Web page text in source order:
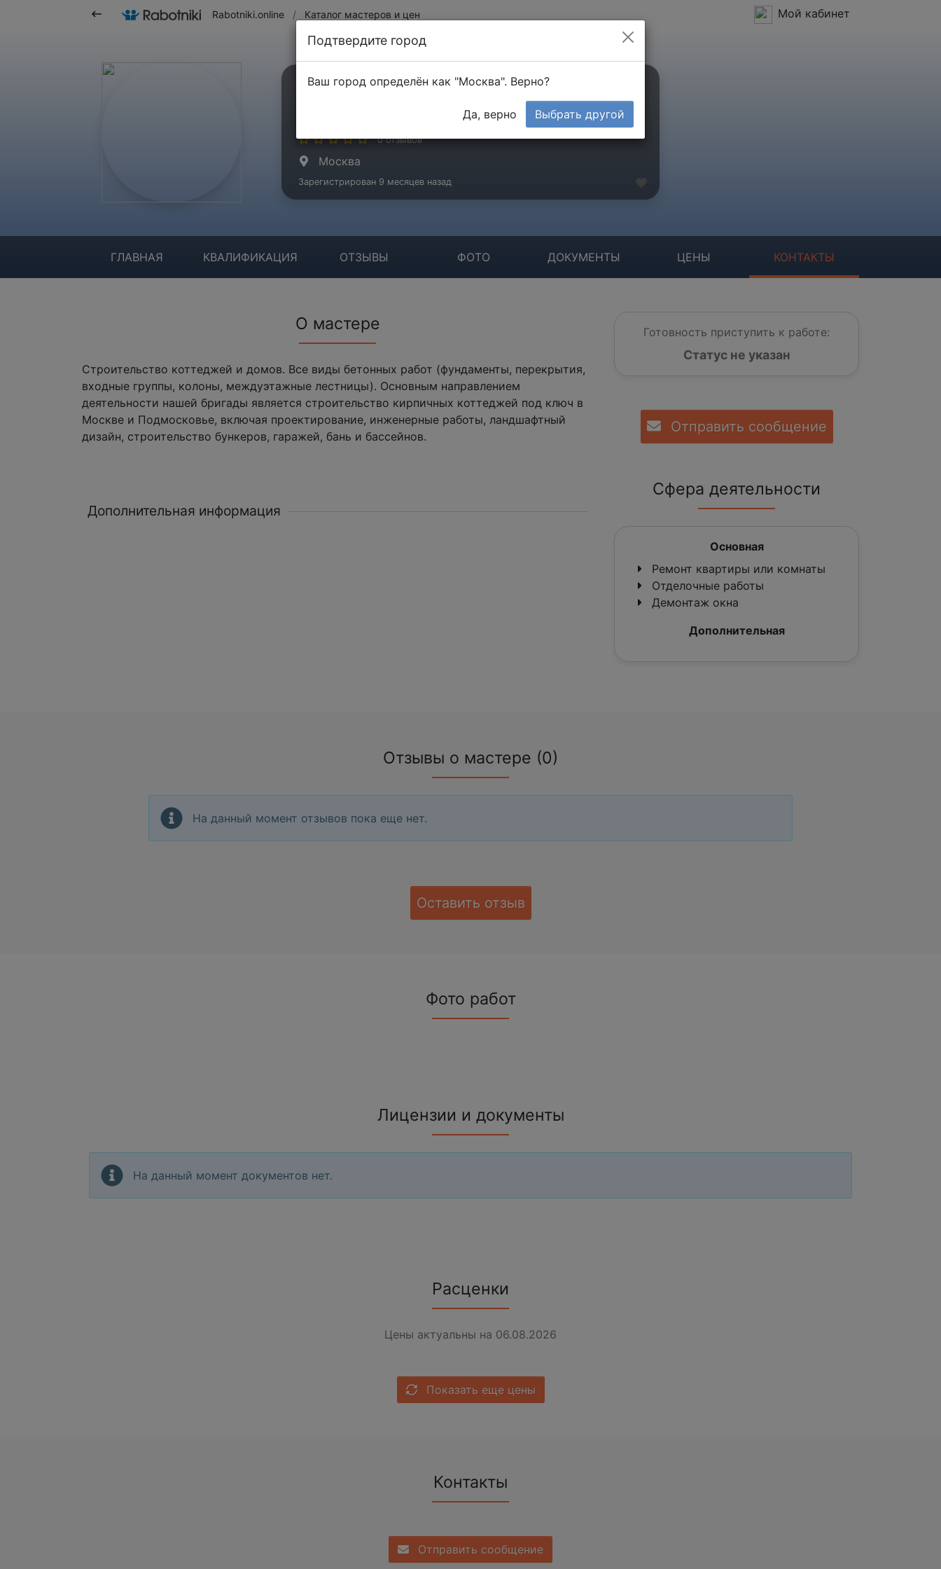
Rabotniki.online / Каталог мастеров и цен Мой кабинет
Владимир
0 отзывов
Москва
Зарегистрирован 9 месяцев назад
ГЛАВНАЯ КВАЛИФИКАЦИЯ ОТЗЫВЫ ФОТО ДОКУМЕНТЫ ЦЕНЫ КОНТАКТЫ
О мастере
Строительство коттеджей и домов. Все виды бетонных работ (фундаменты, перекрытия,
входные группы, колоны, междуэтажные лестницы). Основным направлением
деятельности нашей бригады является строительство кирпичных коттеджей под ключ в
Москве и Подмосковье, включая проектирование, инженерные работы, ландшафтный
дизайн, строительство бункеров, гаражей, бань и бассейнов.
Дополнительная информация
Готовность приступить к работе:
Статус не указан
Отправить сообщение
Сфера деятельности
Основная
Ремонт квартиры или комнаты
Отделочные работы
Демонтаж окна
Дополнительная
Отзывы о мастере (0)
На данный момент отзывов пока еще нет.
Оставить отзыв
Фото работ
Лицензии и документы
На данный момент документов нет.
Расценки
Цены актуальны на 06.08.2026
Показать еще цены
Контакты
Отправить сообщение
Подтвердите город
Ваш город определён как "Москва". Верно?
Да, верно Выбрать другой